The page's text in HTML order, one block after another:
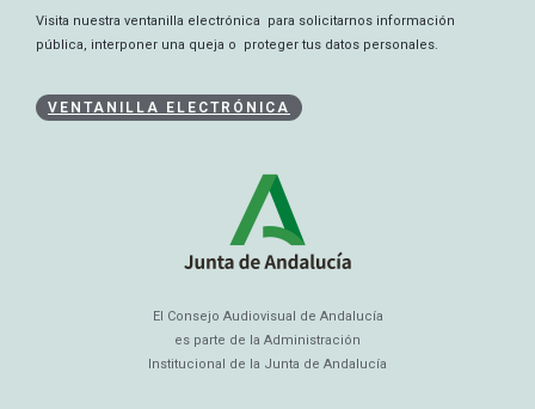
Visita nuestra ventanilla electrónica para solicitarnos información
pública, interponer una queja o proteger tus datos personales.
VENTANILLA ELECTRÓNICA
El Consejo Audiovisual de Andalucía
es parte de la Administración
Institucional de la Junta de Andalucía